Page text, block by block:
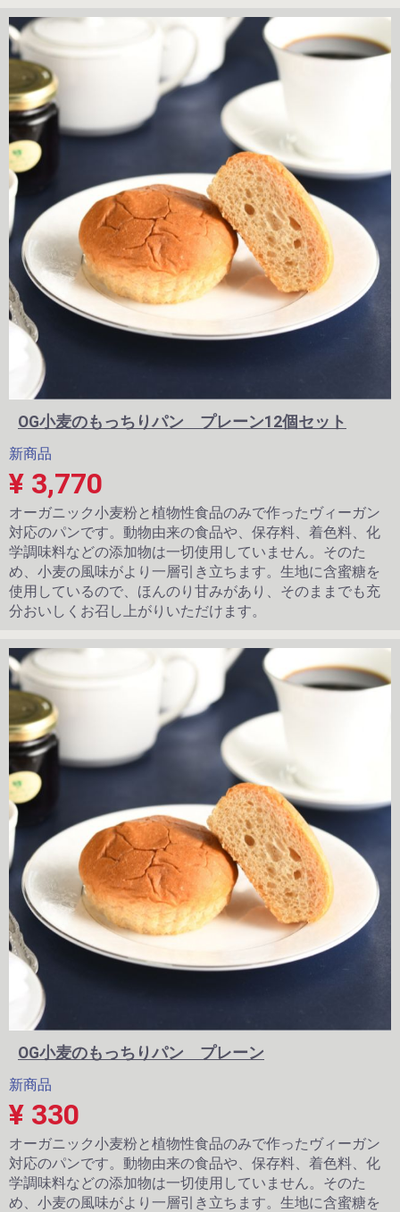
OG小麦のもっちりパン プレーン12個セット
新商品
¥ 3,770
オーガニック小麦粉と植物性食品のみで作ったヴィーガン
対応のパンです。動物由来の食品や、保存料、着色料、化
学調味料などの添加物は一切使用していません。そのた
め、小麦の風味がより一層引き立ちます。生地に含蜜糖を
使用しているので、ほんのり甘みがあり、そのままでも充
分おいしくお召し上がりいただけます。
OG小麦のもっちりパン プレーン
新商品
¥ 330
オーガニック小麦粉と植物性食品のみで作ったヴィーガン
対応のパンです。動物由来の食品や、保存料、着色料、化
学調味料などの添加物は一切使用していません。そのた
め、小麦の風味がより一層引き立ちます。生地に含蜜糖を